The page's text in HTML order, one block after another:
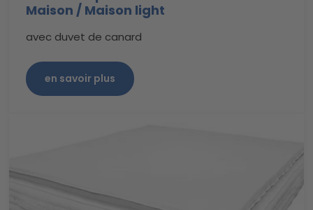
Maison / Maison light
avec duvet de canard
en savoir plus